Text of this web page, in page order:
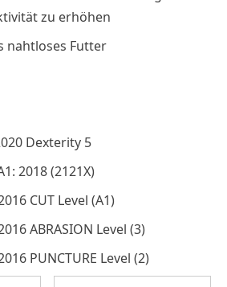
zu erhöhen
nahtloses Futter
Dexterity 5
2018 (2121X)
CUT Level (A1)
ABRASION Level (3)
PUNCTURE Level (2)